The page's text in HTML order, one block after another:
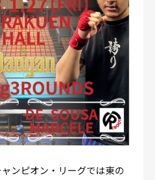
ンピオン・リーグでは東の